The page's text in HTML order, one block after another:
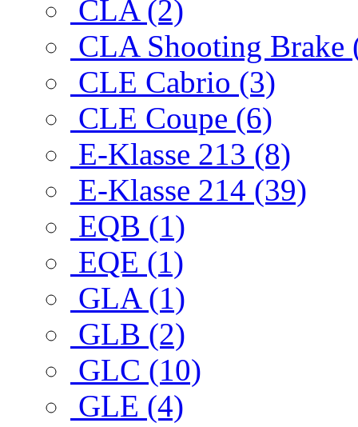
CLA (2)
CLA Shooting Brake
CLE Cabrio (3)
CLE Coupe (6)
E-Klasse 213 (8)
E-Klasse 214 (39)
EQB (1)
EQE (1)
GLA (1)
GLB (2)
GLC (10)
GLE (4)